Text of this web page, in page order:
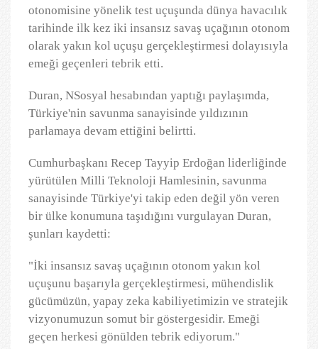
otonomisine yönelik test uçuşunda dünya havacılık
tarihinde ilk kez iki insansız savaş uçağının otonom
olarak yakın kol uçuşu gerçekleştirmesi dolayısıyla
emeği geçenleri tebrik etti.
Duran, NSosyal hesabından yaptığı paylaşımda,
Türkiye'nin savunma sanayisinde yıldızının
parlamaya devam ettiğini belirtti.
Cumhurbaşkanı Recep Tayyip Erdoğan liderliğinde
yürütülen Milli Teknoloji Hamlesinin, savunma
sanayisinde Türkiye'yi takip eden değil yön veren
bir ülke konumuna taşıdığını vurgulayan Duran,
şunları kaydetti:
"İki insansız savaş uçağının otonom yakın kol
uçuşunu başarıyla gerçekleştirmesi, mühendislik
gücümüzün, yapay zeka kabiliyetimizin ve stratejik
vizyonumuzun somut bir göstergesidir. Emeği
geçen herkesi gönülden tebrik ediyorum."